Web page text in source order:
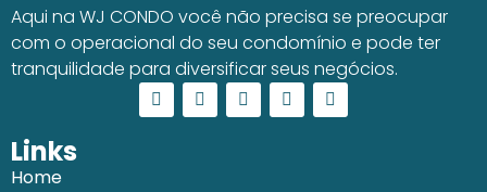
Aqui na WJ CONDO você não precisa se preocupar
com o operacional do seu condomínio e pode ter
tranquilidade para diversificar seus negócios.
Links
Home